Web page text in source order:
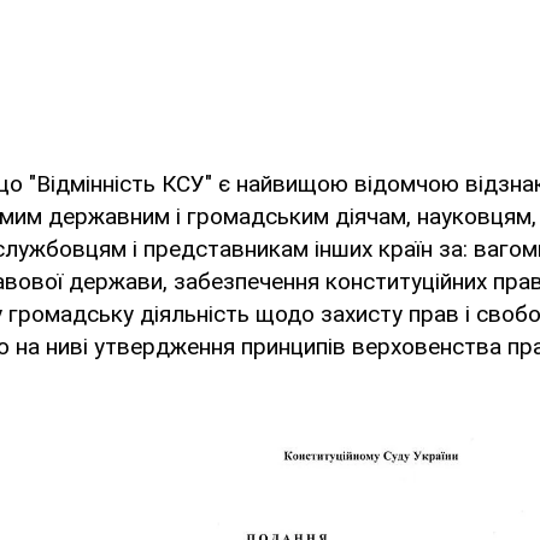
"Відмінність КСУ" є найвищою відомчою
державним і громадським діячам,
і представникам інших країн за:
держави, забезпечення конституційних
діяльність щодо захисту прав і
на ниві утвердження принципів верховенства